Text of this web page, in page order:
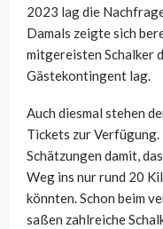
2023 lag die
Damals zeigte sich
mitgereisten Schalker
Gästekontingent lag.
Auch diesmal stehen
Tickets zur
Schätzungen damit,
Weg ins nur rund 20
könnten. Schon beim
saßen zahlreiche